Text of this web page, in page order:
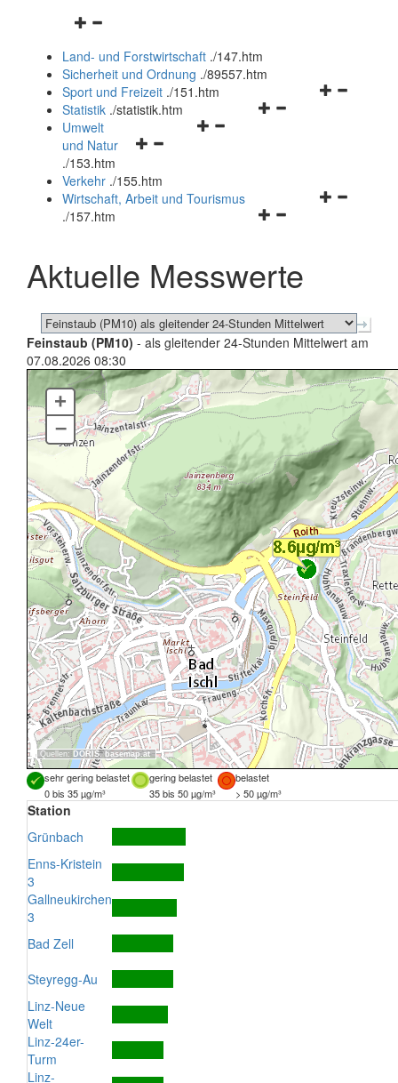
Navigationsmenü
und
schließen
Land- und Forstwirtschaft ./147.htm
Sicherheit und Ordnung ./89557.htm
Navigationsmenü
Sport und Freizeit ./151.htm
Navigationsmenü
Statistik ./statistik.htm
Navigationsmenü
und
schließen
Umwelt
und Natur
./153.htm
Verkehr ./155.htm
Navigationsmenü
schließen
Wirtschaft, Arbeit und Tourismus
./157.htm
Aktuelle Messwerte
Feinstaub (PM10) - als gleitender 24-Stunden Mittelwert am
07.08.2026 08:30
Quellen: DORIS, basemap.at
+
–
sehr gering belastet gering belastet
belastet
0 bis 35 µg/m³
35 bis 50 µg/m³ > 50 µg/m³
Station
Grünbach
Enns-Kristein
3
Gallneukirchen
3
Bad Zell
Steyregg-Au
Linz-Neue
Welt
Linz-24er-
Turm
Linz-